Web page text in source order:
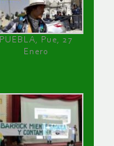
PUEBLA, Pue, 27
Enero